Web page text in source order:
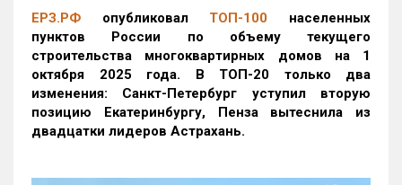
ЕРЗ.РФ опубликовал ТОП-100 населенных
пунктов России по объему текущего
строительства многоквартирных домов на 1
октября 2025 года. В ТОП-20 только два
изменения: Санкт-Петербург уступил вторую
позицию Екатеринбургу, Пенза вытеснила из
двадцатки лидеров Астрахань.